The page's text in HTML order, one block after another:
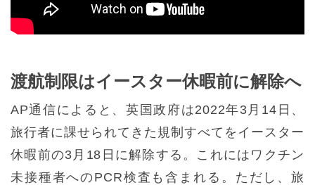
渡航制限はイースター休暇前に解除へ
AP通信によると、英国政府は2022年3月14日、
旅行者に課せられてきた規制すべてをイースター
休暇前の3月18日に解除する。これにはワクチン
未接種者へのPCR検査も含まれる。ただし、旅